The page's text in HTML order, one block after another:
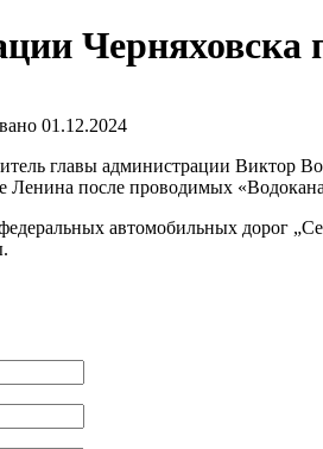
Черняховска
01.12.2024
главы администрации Виктор
Ленина после проводимых
автомобильных дорог „